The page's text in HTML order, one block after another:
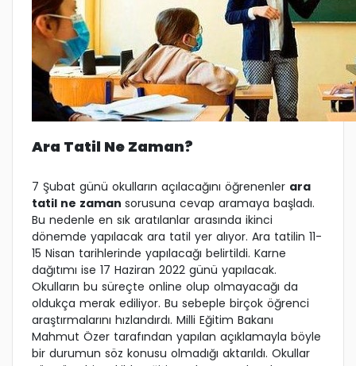
Ara Tatil Ne Zaman?
7 Şubat günü okulların açılacağını öğrenenler ara
tatil ne zaman sorusuna cevap aramaya başladı.
Bu nedenle en sık aratılanlar arasında ikinci
dönemde yapılacak ara tatil yer alıyor. Ara tatilin 11-
15 Nisan tarihlerinde yapılacağı belirtildi. Karne
dağıtımı ise 17 Haziran 2022 günü yapılacak.
Okulların bu süreçte online olup olmayacağı da
oldukça merak ediliyor. Bu sebeple birçok öğrenci
araştırmalarını hızlandırdı. Milli Eğitim Bakanı
Mahmut Özer tarafından yapılan açıklamayla böyle
bir durumun söz konusu olmadığı aktarıldı. Okullar